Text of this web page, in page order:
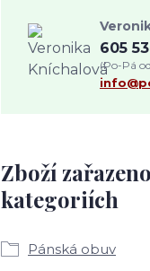
Zboží
kategoriích
Pánská obuv
605
(Po-Pá